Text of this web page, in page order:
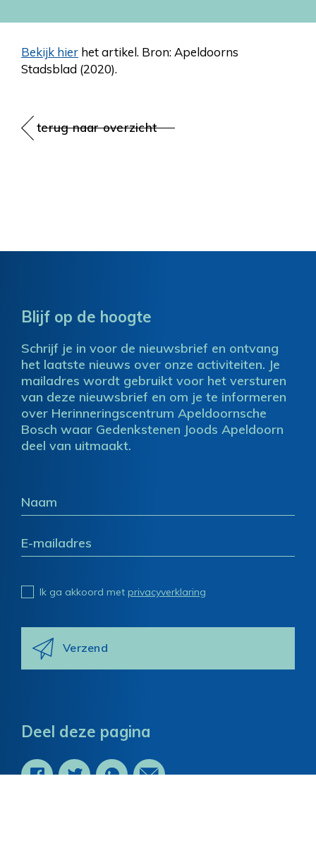
Bekijk hier het artikel. Bron: Apeldoorns
Stadsblad (2020).
terug naar overzicht
Deel deze pagina
Blijf op de hoogte
Schrijf je in voor de nieuwsbrief en ontvang
het laatste nieuws over onze activiteiten. Je
mailadres wordt gebruikt voor het versturen
van deze nieuwsbrief en om je te informeren
over Herinneringscentrum Apeldoornsche
Bosch waar Gedenkstenen Joods Apeldoorn
deel van uitmaakt.
Ik ga akkoord met privacyverklaring